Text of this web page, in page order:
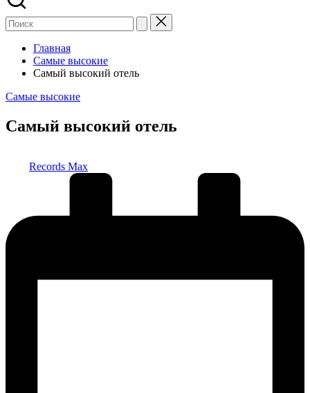
Главная
Самые высокие
Самый высокий отель
Опубликовано
Самые высокие
Самый высокий отель
Records Max